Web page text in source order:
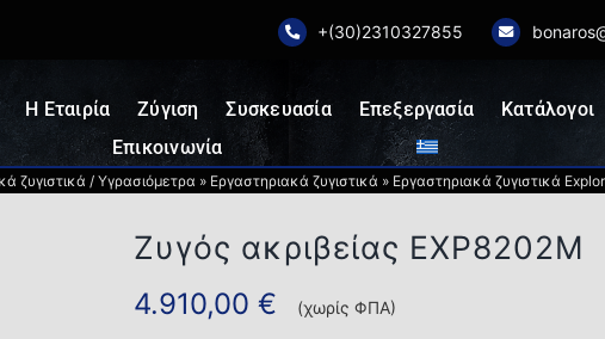
+(30)2310327855
Η Εταιρία Ζύγιση Συσκευασία Επεξεργασία
Κατάλογοι
Επικοινωνία
ζυγιστικά / Υγρασιόμετρα » Εργαστηριακά ζυγιστικά » Εργαστηριακά ζυγιστικά
Ζυγός ακριβείας EXP8202M
4.910,00 € (χωρίς ΦΠΑ)